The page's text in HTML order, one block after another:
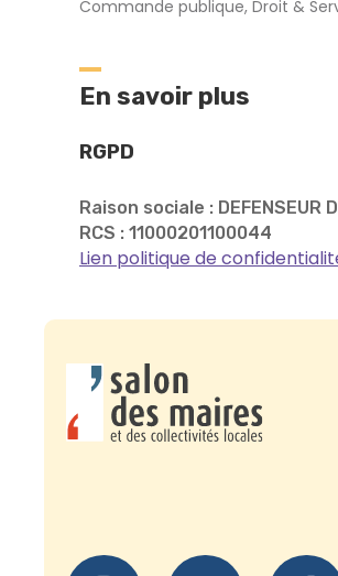
Commande publique, Droit &
En savoir plus
RGPD
Raison sociale : DEFENSEUR
RCS : 11000201100044
Lien politique de